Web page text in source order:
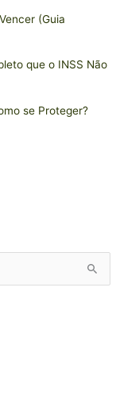
(Guia
que o INSS Não
se Proteger?